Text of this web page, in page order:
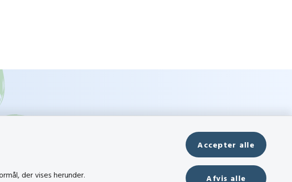
der vises herunder.
Accepter alle
Afvis alle